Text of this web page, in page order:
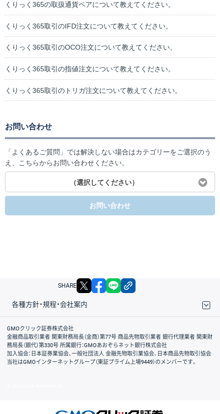
くりっく365の取扱通貨ペアについて教えてください。
くりっく365取引のIFD注文について教えてください。
くりっく365取引のOCO注文について教えてください。
くりっく365取引の指値注文について教えてください。
くりっく365取引のトリガ注文について教えてください。
お問い合わせ
「よくあるご質問」では解決しない場合はカテゴリーをご選択のう
え、こちらからお問い合わせください。
（選択してください）
お問い合わせ
SHARE X facebook
各種方針・規程・会社案内
取引規程・約款
サイトマップ
その他のご案内
個人情報保護方針
最良執行方針
サイトのご利用について
ディスクレイマー
信託保全
リスク説明
会社案内
GMOクリック証券株式会社
金融商品取引業者 関東財務局長（金商）第77号 商品先物取引業者 銀行代理業者 関東財
務局長（銀代）第330号 所属銀行：GMOあおぞらネット銀行株式会社
加入協会：日本証券業協会、一般社団法人 金融先物取引業協会、日本商品先物取引協会
当社はGMOインターネットグループ（東証プライム上場9449）のメンバーです。